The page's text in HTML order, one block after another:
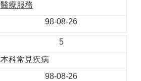
醫療服務
98-08-26
5
本科常見疾病
98-08-26